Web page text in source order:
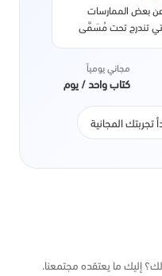
بعض الممارسات
تندرج تحت مُسَمَّى
وكيفية تجنبها
ونصائح جوهرية
زمام الْأُمُوْر واسترجاع
مجاني يومياً
كتاب واحد / يوم
تجربتك المجانية
إليك ما يعتقده مجتمعنا.